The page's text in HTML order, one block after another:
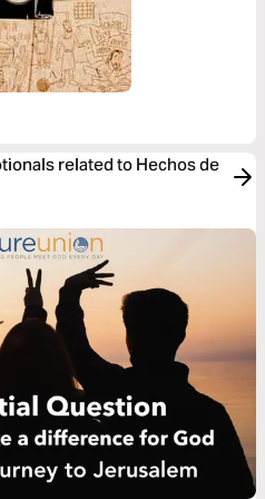
related to Hechos de